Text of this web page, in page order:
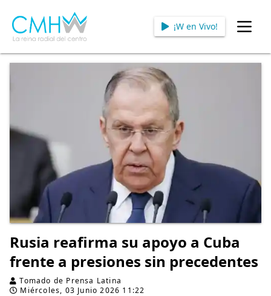
¡W en Vivo!
Rusia reafirma su apoyo a Cuba
frente a presiones sin precedentes
Tomado de Prensa Latina
Miércoles, 03 Junio 2026 11:22